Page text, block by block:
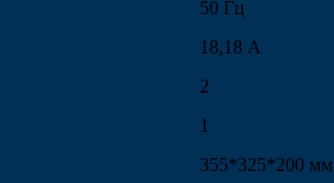
50 Гц
18,18 А
2
1
355*325*200 мм